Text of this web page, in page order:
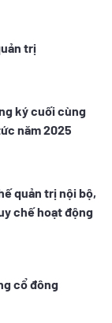
trị
ký cuối cùng
năm 2025
quản trị nội bộ,
chế hoạt động
cổ đông